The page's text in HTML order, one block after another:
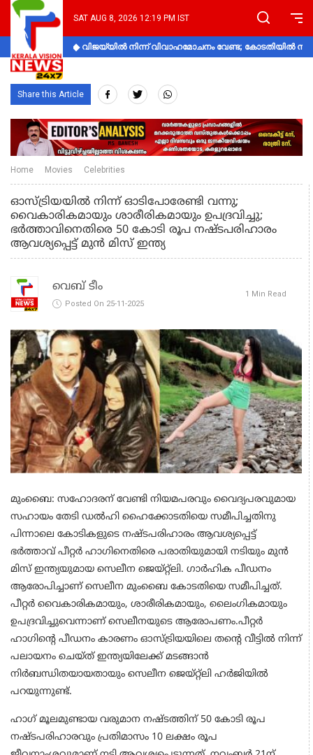
SAT AUG 8, 2026 12:19 PM IST
വിജയ്‌യിൽ നിന്ന് വിവാഹമോചനം വേണ്ട; കോടതിയിൽ
Share this Article
Home Movies Celebrities
ഓസ്ട്രിയയിൽ നിന്ന് ഓടിപോരേണ്ടി വന്നു;
വൈകാരികമായും ശാരീരികമായും ഉപദ്രവിച്ചു;
ഭർത്താവിനെതിരെ 50 കോടി രൂപ നഷ്ടപരിഹാരം
ആവശ്യപ്പെട്ട് മുൻ മിസ് ഇന്ത്യ
വെബ് ടീം
Posted On 25-11-2025
1 Min Read
മുംബൈ: സഹോദരന് വേണ്ടി നിയമപരവും വൈദ്യപരവുമായ
സഹായം തേടി ഡൽഹി ഹൈക്കോടതിയെ സമീപിച്ചതിനു
പിന്നാലെ കോടികളുടെ നഷ്ടപരിഹാരം ആവശ്യപ്പെട്ട്
ഭർത്താവ് പീറ്റര്‍ ഹാഗിനെതിരെ പരാതിയുമായി നടിയും മുന്‍
മിസ് ഇന്ത്യയുമായ സെലീന ജെയ്‌റ്റ്ലി. ഗാർഹിക പീഡനം
ആരോപിച്ചാണ് സെലീന മുംബൈ കോടതിയെ സമീപിച്ചത്.
പീറ്റർ വൈകാരികമായും, ശാരീരികമായും, ലൈംഗികമായും
ഉപദ്രവിച്ചുവെന്നാണ് സെലീനയുടെ ആരോപണം.പീറ്റർ
ഹാഗിന്റെ പീഡനം കാരണം ഓസ്ട്രിയയിലെ തന്റെ വീട്ടിൽ നിന്ന്
പലായനം ചെയ്ത് ഇന്ത്യയിലേക്ക് മടങ്ങാൻ
നിർബന്ധിതയായതായും സെലീന ജെയ്‌റ്റ്‌ലി ഹർജിയിൽ
പറയുന്നുണ്ട്.
ഹാഗ് മൂലമുണ്ടായ വരുമാന നഷ്ടത്തിന് 50 കോടി രൂപ
നഷ്ടപരിഹാരവും പ്രതിമാസം 10 ലക്ഷം രൂപ